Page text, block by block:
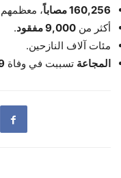
160,256 مصاباً
، معظمهم
أكثر من 9,000 مفقود
.
مئات آلاف النازحين.
المجاعة تسببت في وفاة